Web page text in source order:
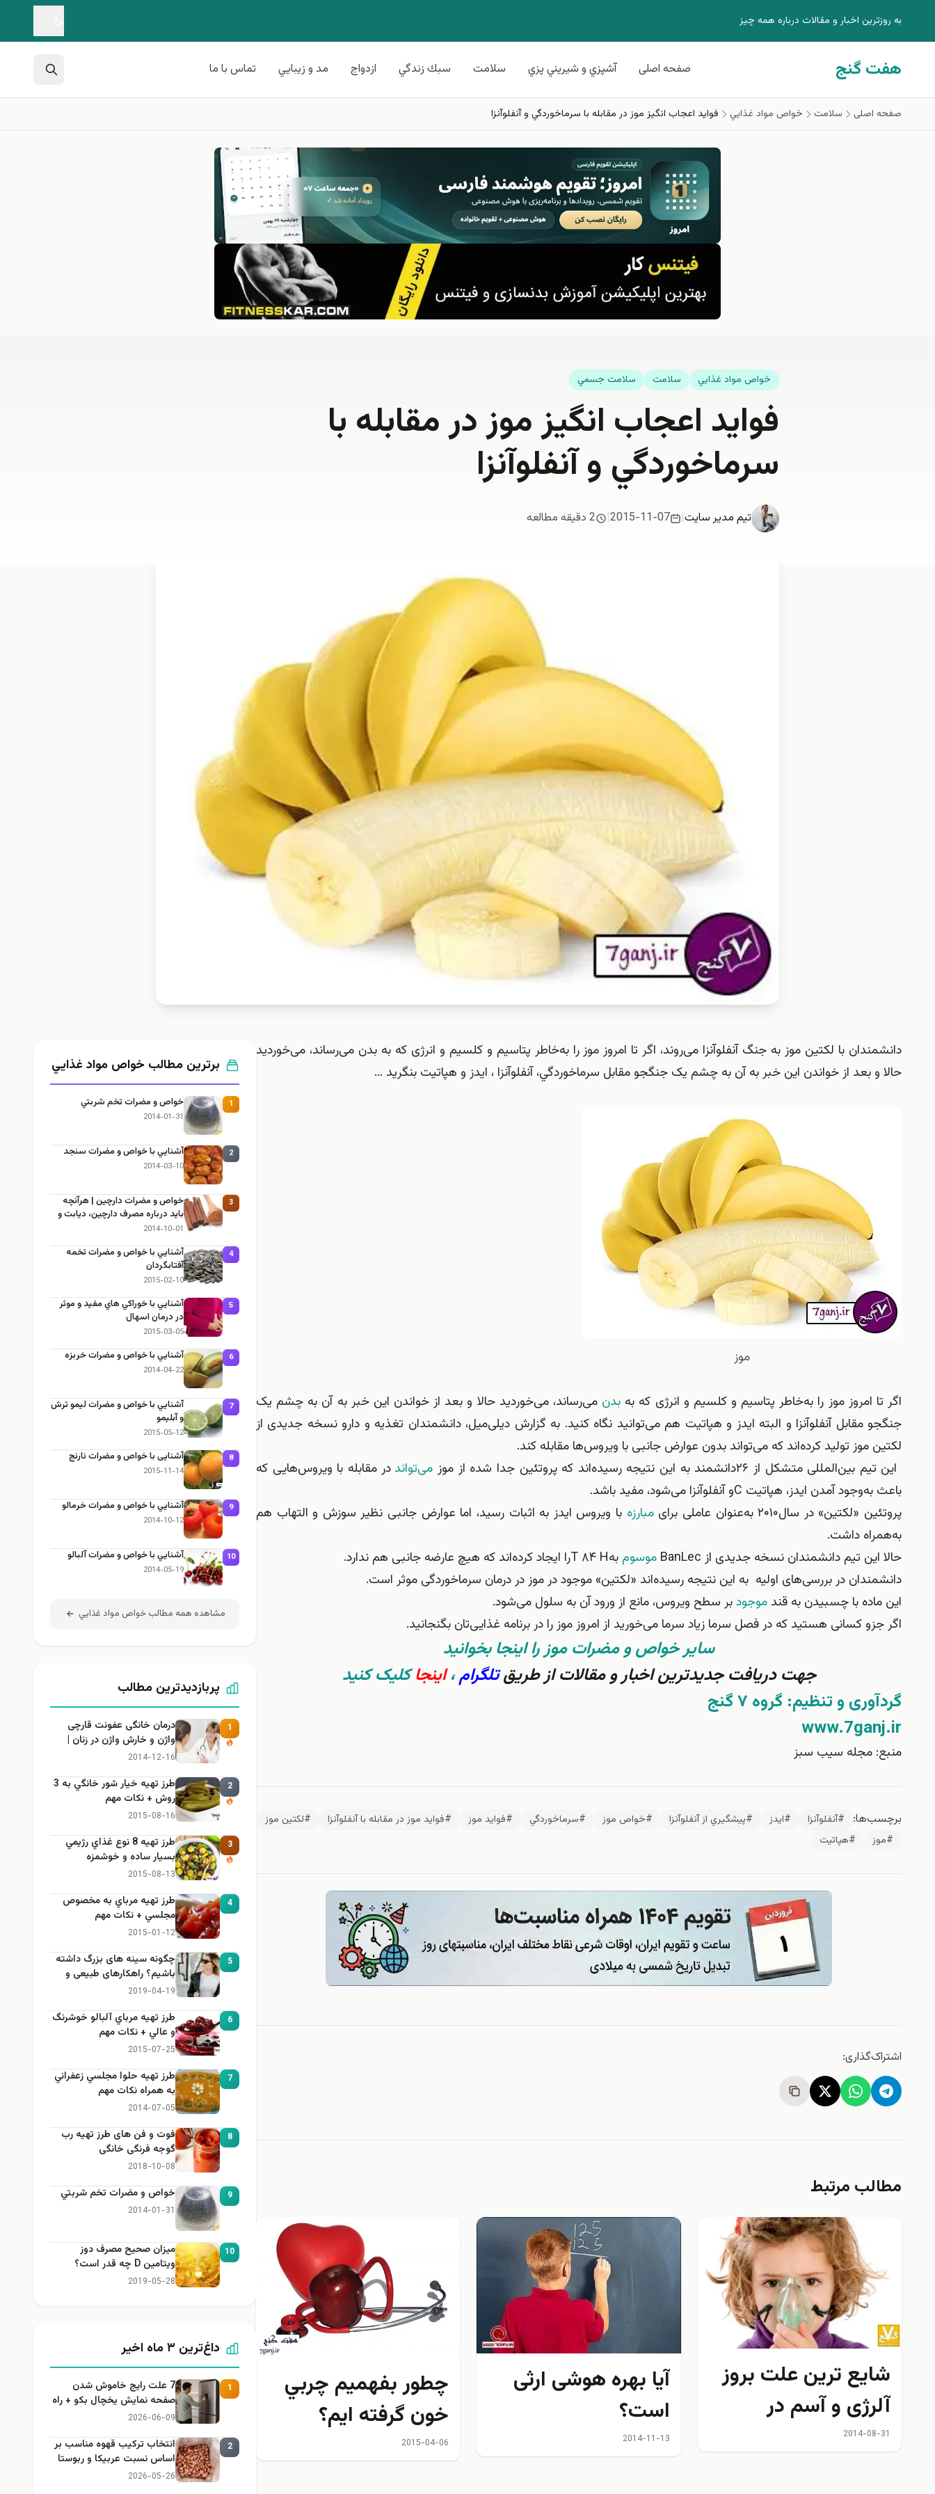
به روزترين اخبار و مقالات درباره همه چيز
هفت گنج صفحه اصلی آشپزي و شيريني پزي سلامت سبك زندگي ازدواج مد و زيبايي تماس با ما
صفحه اصلی سلامت خواص مواد غذايي فوايد اعجاب انگيز موز در مقابله با سرماخوردگي و آنفلوآنزا
خواص مواد غذايي سلامت سلامت جسمي
فوايد اعجاب انگيز موز در مقابله با
سرماخوردگي و آنفلوآنزا
تیم مدیر سایت|
2015-11-07
| 2 دقیقه مطالعه
دانشمندان با لکتین موز به جنگ آنفلوآنزا می‌روند، اگر تا امروز موز را به‌خاطر پتاسیم و کلسیم و انرژی که به بدن می‌رساند، می‌خوردید
حالا و بعد از خواندن این خبر به آن به چشم یک جنگجو مقابل سرماخوردگي، آنفلوآنزا ، ایدز و هپاتیت بنگريد …
موز
اگر تا امروز موز را به‌خاطر پتاسیم و کلسیم و انرژی که به بدن می‌رساند، می‌خوردید حالا و بعد از خواندن این خبر به آن به چشم یک
جنگجو مقابل آنفلوآنزا و البته ایدز و هپاتیت هم می‌توانید نگاه کنید. به گزارش دیلی‌میل، دانشمندان تغذیه و دارو نسخه جدیدی از
لکتین موز تولید کرده‌اند که می‌تواند بدون عوارض جانبی با ویروس‌ها مقابله کند.
این تیم بین‌المللی متشکل از ۲۶دانشمند به این نتیجه رسیده‌اند که پروتئین جدا شده از موز می‌تواند در مقابله با ویروس‌هایی که
باعث به‌وجود آمدن ایدز، هپاتیت Cو آنفلوآنزا می‌شود، مفید باشد.
پروتئین «لکتین» در سال۲۰۱۰ به‌عنوان عاملی برایمبارزه با ویروس ایدز به اثبات رسید، اما عوارض جانبی نظیر سوزش و التهاب هم
به‌همراه داشت.
حالا این تیم دانشمندان نسخه جدیدی از BanLec موسوم بهH ۸۴ Tرا ایجاد کرده‌اند که هیچ عارضه جانبی هم ندارد.
دانشمندان در بررسی‌های اولیه به این نتیجه رسیده‌اند «لکتین» موجود در موز در درمان سرماخوردگی موثر است.
این ماده با چسبیدن به قند موجودبر سطح ویروس، مانع از ورود آن به سلول می‌شود.
اگر جزو کسانی هستید که در فصل سرما زیاد سرما می‌خورید از امروز موز را در برنامه غذایی‌تان بگنجانید.
ساير خواص و مضرات موز را اينجا بخوانيد
جهت دریافت جدیدترین اخبار و مقالات از طریقتلگرام،اینجاکلیک کنید
گردآوری و تنظیم: گروه ۷ گنج
www.7ganj.ir
منبع: مجله سيب سبز
برچسب‌ها: #آنفلوآنزا #ايدز #پيشگيري از آنفلوآنزا #خواص موز #سرماخوردگي #فوايد موز #فوايد موز در مقابله با آنفلوآنزا
#لکتین موز
#موز
#هپاتيت
اشتراک‌گذاری:
مطالب مرتبط
شايع ترين علت بروز
آلرژی و آسم در
کودکان كشف شد
2014-08-31
آيا بهره هوشی ارثی
است؟
2014-11-13
چطور بفهمیم چربي
خون گرفته ايم؟
2015-04-06
برترین مطالب خواص مواد غذايي
1 خواص و مضرات تخم شربتي
2014-01-31
2 آشنايي با خواص و مضرات سنجد
2014-03-10
3
خواص و مضرات دارچین | هرآنچه
باید درباره مصرف دارچین، دیابت و
لاغری بدانید
2014-10-01
4
آشنايي با خواص و مضرات تخمه
آفتابگردان
2015-02-10
5
آشنايي با خوراكي هاي مفيد و موثر
در درمان اسهال
2015-03-05
6 آشنايي با خواص و مضرات خربزه
2014-04-22
7
آشنايي با خواص و مضرات ليمو ترش
و آبليمو
2015-05-12
8 آشنایی با خواص و مضرات نارنج
2015-11-14
9 آشنايي با خواص و مضرات خرمالو
2014-10-12
10 آشنايي با خواص و مضرات آلبالو
2014-05-19
مشاهده همه مطالب خواص مواد غذايي
پربازدیدترین مطالب
1
درمان خانگی عفونت قارچی
واژن و خارش واژن در زنان |
راهنمای کامل، ایمن و کاربردی
2014-12-16
2
طرز تهيه خیار شور خانگي به 3
روش + نكات مهم
2015-08-16
3
طرز تهيه 8 نوع غذاي رژيمي
بسيار ساده و خوشمزه
2015-08-13
4
طرز تهيه مرباي به مخصوص
مجلسي + نكات مهم
2015-01-12
5
چگونه سینه های بزرگ داشته
باشیم؟ راهکارهای طبیعی و
خانگی برای بزرگ کردن سینه
2019-04-19
6
طرز تهيه مرباي آلبالو خوشرنگ
و عالي + نكات مهم
2015-07-25
7
طرز تهيه حلوا مجلسي زعفراني
به همراه نكات مهم
2014-07-05
8
فوت و فن های طرز تهیه رب
گوجه فرنگی خانگی
2018-10-08
9 خواص و مضرات تخم شربتي
2014-01-31
10
میزان صحیح مصرف دوز
ویتامین D چه قدر است؟
2019-05-28
داغ‌ترین ۳ ماه اخیر
1
7 علت رایج خاموش شدن
صفحه نمایش یخچال بکو + راه
حل
2026-06-09
2
انتخاب ترکیب قهوه مناسب بر
اساس نسبت عربیکا و ربوستا
2026-05-26